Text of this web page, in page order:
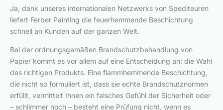
Ja, dank unseres internationalen Netzwerks von Spediteuren
liefert Ferber Painting die feuerhemmende Beschichtung
schnell an Kunden auf der ganzen Welt.
Bei der ordnungsgemäßen Brandschutzbehandlung von
Papier kommt es vor allem auf eine Entscheidung an: die Wahl
des richtigen Produkts. Eine flammhemmende Beschichtung,
die nicht so formuliert ist, dass sie echte Brandschutznormen
erfüllt, vermittelt Ihnen ein falsches Gefühl der Sicherheit oder
– schlimmer noch – besteht eine Prüfung nicht, wenn es